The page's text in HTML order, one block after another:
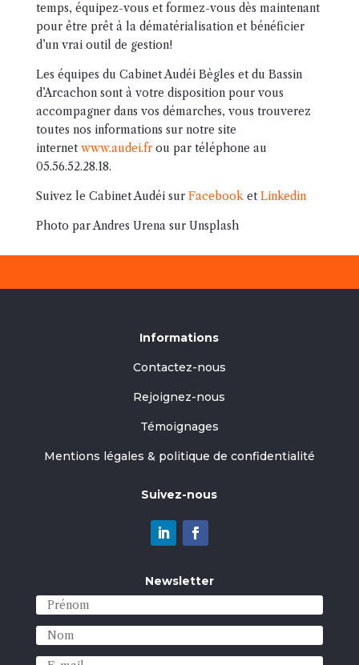
temps, équipez-vous et formez-vous dès maintenant
pour être prêt à la dématérialisation et bénéficier
d’un vrai outil de gestion!
Les équipes du Cabinet Audéi Bègles et du Bassin
d’Arcachon sont à votre disposition pour vous
accompagner dans vos démarches, vous trouverez
toutes nos informations sur notre site
internet www.audei.frou par téléphone au
05.56.52.28.18.
Suivez le Cabinet Audéi sur Facebooket Linkedin
Photo par Andres Urena sur Unsplash
Informations
Contactez-nous
Rejoignez-nous
Témoignages
Mentions légales & politique de confidentialité
Suivez-nous
Newsletter